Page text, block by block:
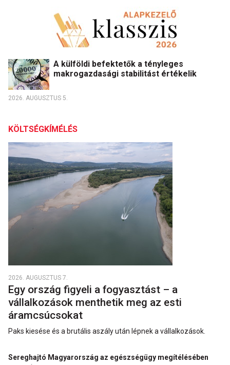
A külföldi befektetők a tényleges
makrogazdasági stabilitást értékelik
2026. AUGUSZTUS 5.
KÖLTSÉGKÍMÉLÉS
2026. AUGUSZTUS 7.
Egy ország figyeli a fogyasztást – a
vállalkozások menthetik meg az esti
áramcsúcsokat
Paks kiesése és a brutális aszály után lépnek a vállalkozások.
Sereghajtó Magyarország az egészségügy megítélésében